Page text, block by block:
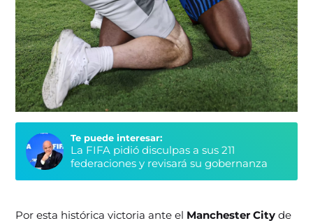
Te puede interesar:
La FIFA pidió disculpas a sus 211
federaciones y revisará su gobernanza
Por esta histórica victoria ante el Manchester City de